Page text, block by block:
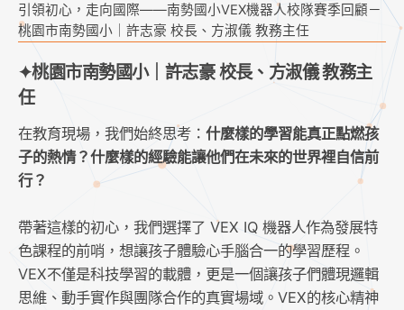
引領初心，走向國際——南勢國小VEX機器人校隊賽季回顧－
桃園市南勢國小｜許志豪 校長、方淑儀 教務主任
✦桃園市南勢國小｜許志豪 校長、方淑儀 教務主
任
在教育現場，我們始終思考： 什麼樣的學習能真正點燃孩
子的熱情？什麼樣的經驗能讓他們在未來的世界裡自信前
行？
帶著這樣的初心，我們選擇了 VEX IQ 機器人作為發展特
色課程的前哨，想讓孩子體驗心手腦合一的學習歷程。
VEX不僅是科技學習的載體，更是一個讓孩子們體現邏輯
思維、動手實作與團隊合作的真實場域。VEX的核心精神